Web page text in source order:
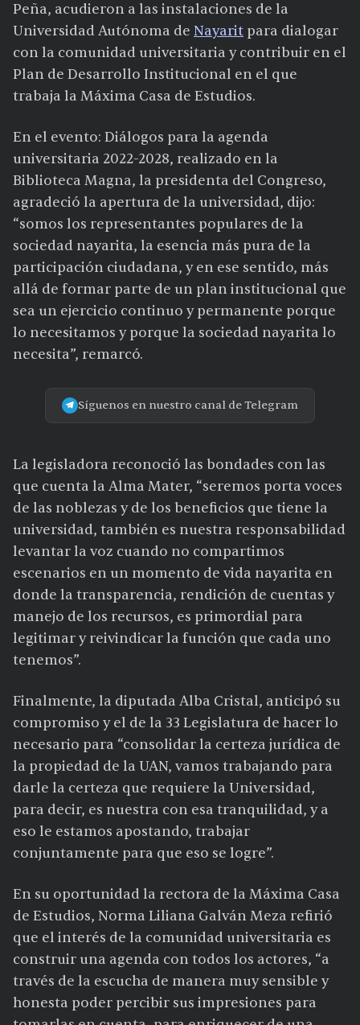
Peña, acudieron a las instalaciones de la
Universidad Autónoma de Nayarit para dialogar
con la comunidad universitaria y contribuir en el
Plan de Desarrollo Institucional en el que
trabaja la Máxima Casa de Estudios.
En el evento: Diálogos para la agenda
universitaria 2022-2028, realizado en la
Biblioteca Magna, la presidenta del Congreso,
agradeció la apertura de la universidad, dijo:
“somos los representantes populares de la
sociedad nayarita, la esencia más pura de la
participación ciudadana, y en ese sentido, más
allá de formar parte de un plan institucional que
sea un ejercicio continuo y permanente porque
lo necesitamos y porque la sociedad nayarita lo
necesita”, remarcó.
Síguenos en nuestro canal de Telegram
La legisladora reconoció las bondades con las
que cuenta la Alma Mater, “seremos porta voces
de las noblezas y de los beneficios que tiene la
universidad, también es nuestra responsabilidad
levantar la voz cuando no compartimos
escenarios en un momento de vida nayarita en
donde la transparencia, rendición de cuentas y
manejo de los recursos, es primordial para
legitimar y reivindicar la función que cada uno
tenemos”.
Finalmente, la diputada Alba Cristal, anticipó su
compromiso y el de la 33 Legislatura de hacer lo
necesario para “consolidar la certeza jurídica de
la propiedad de la UAN, vamos trabajando para
darle la certeza que requiere la Universidad,
para decir, es nuestra con esa tranquilidad, y a
eso le estamos apostando, trabajar
conjuntamente para que eso se logre”.
En su oportunidad la rectora de la Máxima Casa
de Estudios, Norma Liliana Galván Meza refirió
que el interés de la comunidad universitaria es
construir una agenda con todos los actores, “a
través de la escucha de manera muy sensible y
honesta poder percibir sus impresiones para